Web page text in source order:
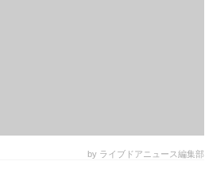
by ライブドアニュース編集部